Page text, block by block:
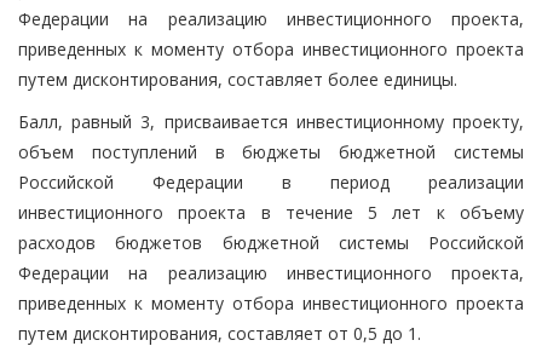
Федерации на реализацию инвестиционного проекта,
приведенных к моменту отбора инвестиционного проекта
путем дисконтирования, составляет более единицы.
Балл, равный 3, присваивается инвестиционному проекту,
объем поступлений в бюджеты бюджетной системы
Российской Федерации в период реализации
инвестиционного проекта в течение 5 лет к объему
расходов бюджетов бюджетной системы Российской
Федерации на реализацию инвестиционного проекта,
приведенных к моменту отбора инвестиционного проекта
путем дисконтирования, составляет от 0,5 до 1.